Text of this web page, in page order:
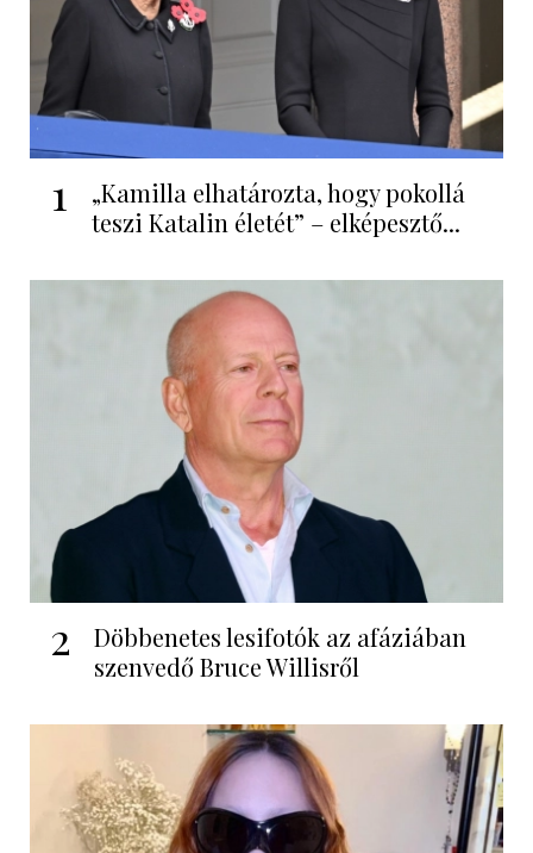
1
„Kamilla elhatározta, hogy pokollá
teszi Katalin életét” – elképesztő...
2
Döbbenetes lesifotók az afáziában
szenvedő Bruce Willisről